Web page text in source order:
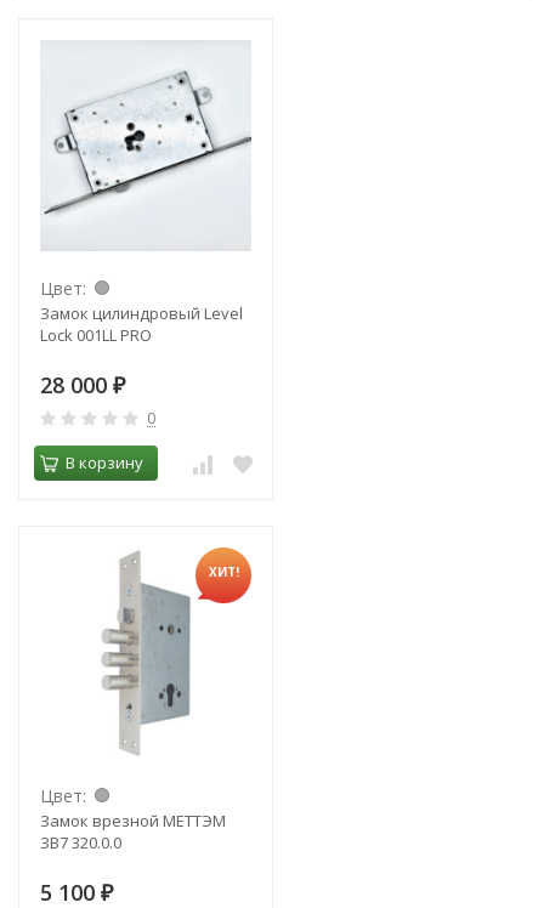
Цвет:
Замок цилиндровый Level
Lock 001LL PRO
28 000 ₽
0
В корзину
ХИТ!
Цвет:
Замок врезной МЕТТЭМ
ЗВ7 320.0.0
5 100 ₽